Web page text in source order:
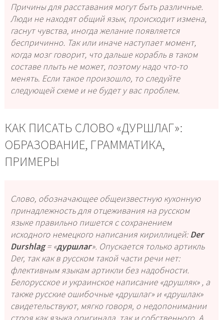
Причины для расставания могут быть различные.
Люди не находят общий язык, происходит измена,
гаснут чувства, иногда желание появляется
беспричинно. Так или иначе наступает момент,
когда мозг говорит, что дальше корабль в таком
составе плыть не может, поэтому надо что-то
менять. Если такое произошло, то следуйте
следующей схеме и не будет у вас проблем.
КАК ПИСАТЬ СЛОВО «ДУРШЛАГ»:
ОБРАЗОВАНИЕ, ГРАММАТИКА,
ПРИМЕРЫ
Слово, обозначающее общеизвестную кухонную
принадлежность для отцеживания на русском
языке правильно пишется с сохранением
исходного немецкого написания кириллицей:Der
Durshlag= «дуршлаг». Опускается только артикль
Der, так как в русском такой части речи нет:
флективным языкам артикли без надобности.
Белорусское и украинское написание «друшляк», а
также русские ошибочные «друшлаг»и «друшлак»
свидетельствуют, мягко говоря, о недопонимании